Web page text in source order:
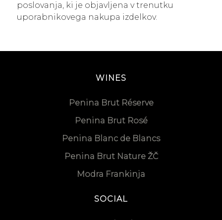
poslovanja, ki je objavljena v trenutku
uporabnikovega nakupa izdelkov.
WINES
Penina Brut Réserve
Penina Brut Rosé
Penina Blanc de Blancs
Penina Brut Nature ŽČ
Modra Frankinja
SOCIAL